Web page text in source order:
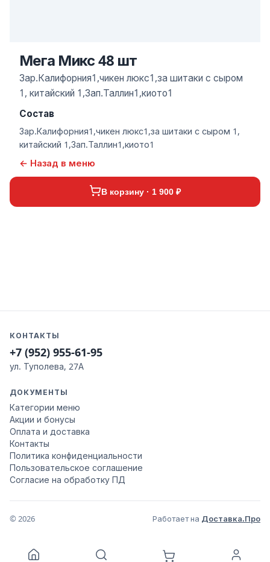
Мега Микс 48 шт
Зар.Калифорния1,чикен люкс1,за шитаки с сыром
1, китайский 1,Зап.Таллин1,киото1
Состав
Зар.Калифорния1,чикен люкс1,за шитаки с сыром 1,
китайский 1,Зап.Таллин1,киото1
← Назад в меню
В корзину · 1 900 ₽
КОНТАКТЫ
+7 (952) 955-61-95
ул. Туполева, 27А
ДОКУМЕНТЫ
Категории меню
Акции и бонусы
Оплата и доставка
Контакты
Политика конфиденциальности
Пользовательское соглашение
Согласие на обработку ПД
© 2026 Работает на Доставка.Про